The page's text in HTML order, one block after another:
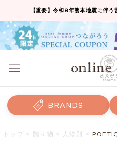
【重要】令和8年熊本地震に伴
BRANDS
トップ > 贈り物 > 人物別 >